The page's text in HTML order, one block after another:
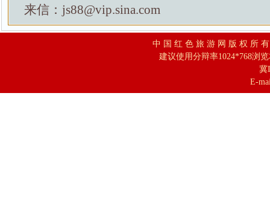
来信：js88@vip.sina.com
中 国 红 色 旅 游 网 版 权 所
建议使用分辩率1024*768浏
冀
E-